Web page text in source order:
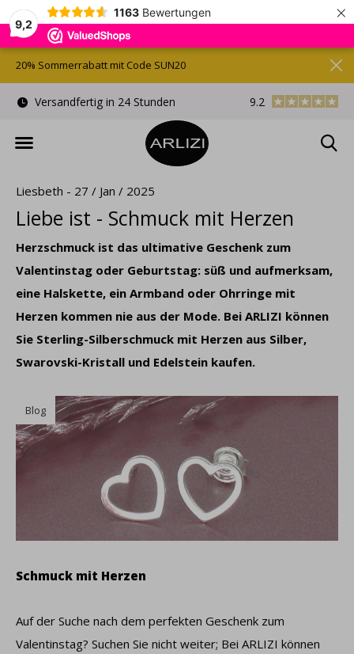
9,2
1163 Bewertungen ×
Kostenlose Geschenkverpackung Kostenloser
9.2
20% Sommerrabatt mit Code SUN20
Liesbeth - 27 / Jan / 2025
Liebe ist - Schmuck mit Herzen
Herzschmuck ist das ultimative Geschenk zum
Valentinstag oder Geburtstag: süß und aufmerksam,
eine Halskette, ein Armband oder Ohrringe mit
Herzen kommen nie aus der Mode. Bei ARLIZI können
Sie Sterling-Silberschmuck mit Herzen aus Silber,
Swarovski-Kristall und Edelstein kaufen.
Blog
Schmuck mit Herzen
Auf der Suche nach dem perfekten Geschenk zum
Valentinstag? Suchen Sie nicht weiter; Bei ARLIZI können